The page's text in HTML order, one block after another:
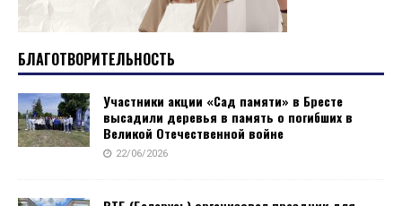
БЛАГОТВОРИТЕЛЬНОСТЬ
Участники акции «Сад памяти» в Бресте
высадили деревья в память о погибших в
Великой Отечественной войне
22/06/2026